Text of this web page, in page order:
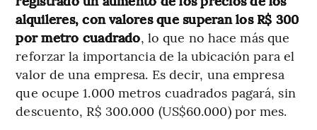
alquileres, con valores que superan los R$ 300
por metro cuadrado, lo que no hace más que
reforzar la importancia de la ubicación para el
valor de una empresa. Es decir, una empresa
que ocupe 1.000 metros cuadrados pagará, sin
descuento, R$ 300.000 (US$60.000) por mes.